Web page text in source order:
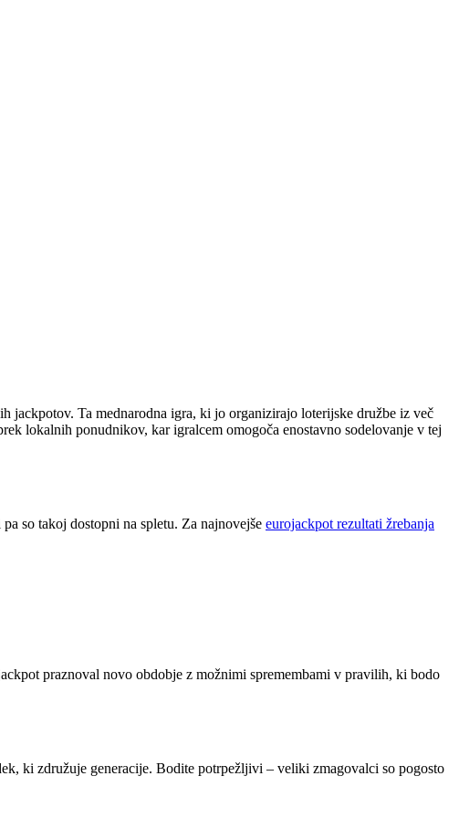
Ta mednarodna igra, ki jo organizirajo loterijske družbe iz več
lokalnih ponudnikov, kar igralcem omogoča enostavno sodelovanje v tej
so takoj dostopni na spletu. Za najnovejše eurojackpot rezultati žrebanja
praznoval novo obdobje z možnimi spremembami v pravilih, ki bodo
ki združuje generacije. Bodite potrpežljivi – veliki zmagovalci so pogosto